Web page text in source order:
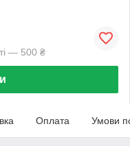
— 500 ₴
Оплата Умови